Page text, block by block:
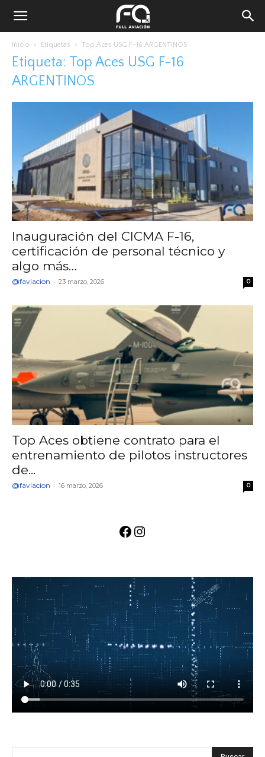
Inicio Etiquetas Top Aces USG F-16 ARGENTINOS
Etiqueta: Top Aces USG F-16
ARGENTINOS
Inauguración del CICMA F-16,
certificación de personal técnico y
algo más…
@faviacion - 23 marzo, 2026 0
Top Aces obtiene contrato para el
entrenamiento de pilotos instructores
de...
@faviacion - 16 marzo, 2026 0
Facebook
Instagram